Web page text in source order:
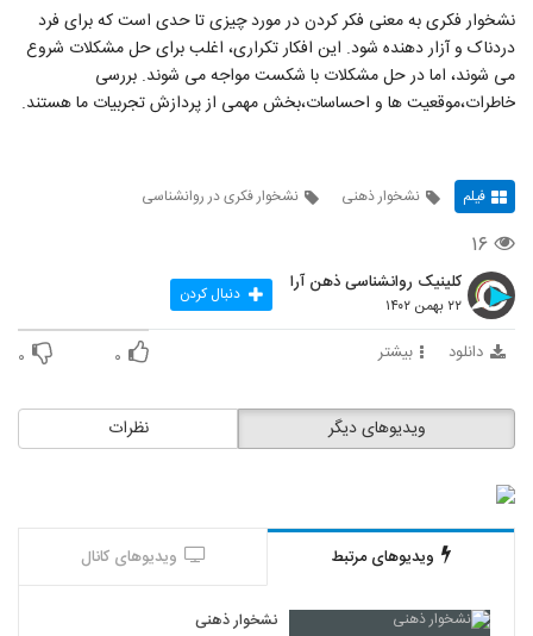
نشخوار فکری به معنی فکر کردن در مورد چیزی تا حدی است که برای فرد
دردناک و آزار دهنده شود. این افکار تکراری، اغلب برای حل مشکلات شروع
می شوند، اما در حل مشکلات با شکست مواجه می شوند. بررسی
خاطرات،موقعیت ها و احساسات،بخش مهمی از پردازش تجربیات ما هستند.
فیلم نشخوار ذهنی نشخوار فکری در روانشناسی
۱۶
کلینیک روانشناسی ذهن آرا
۲۲ بهمن ۱۴۰۲ دنبال کردن
دانلود بیشتر ۰ ۰
نظرات ویدیوهای دیگر
ویدیوهای مرتبط ویدیوهای کانال
نشخوار ذهنی